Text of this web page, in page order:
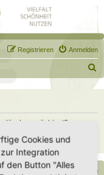
Anmelden
Registrieren
u
löschen möchtest?
UTC+02:00
Cookies und
Integration
den Button "Alles